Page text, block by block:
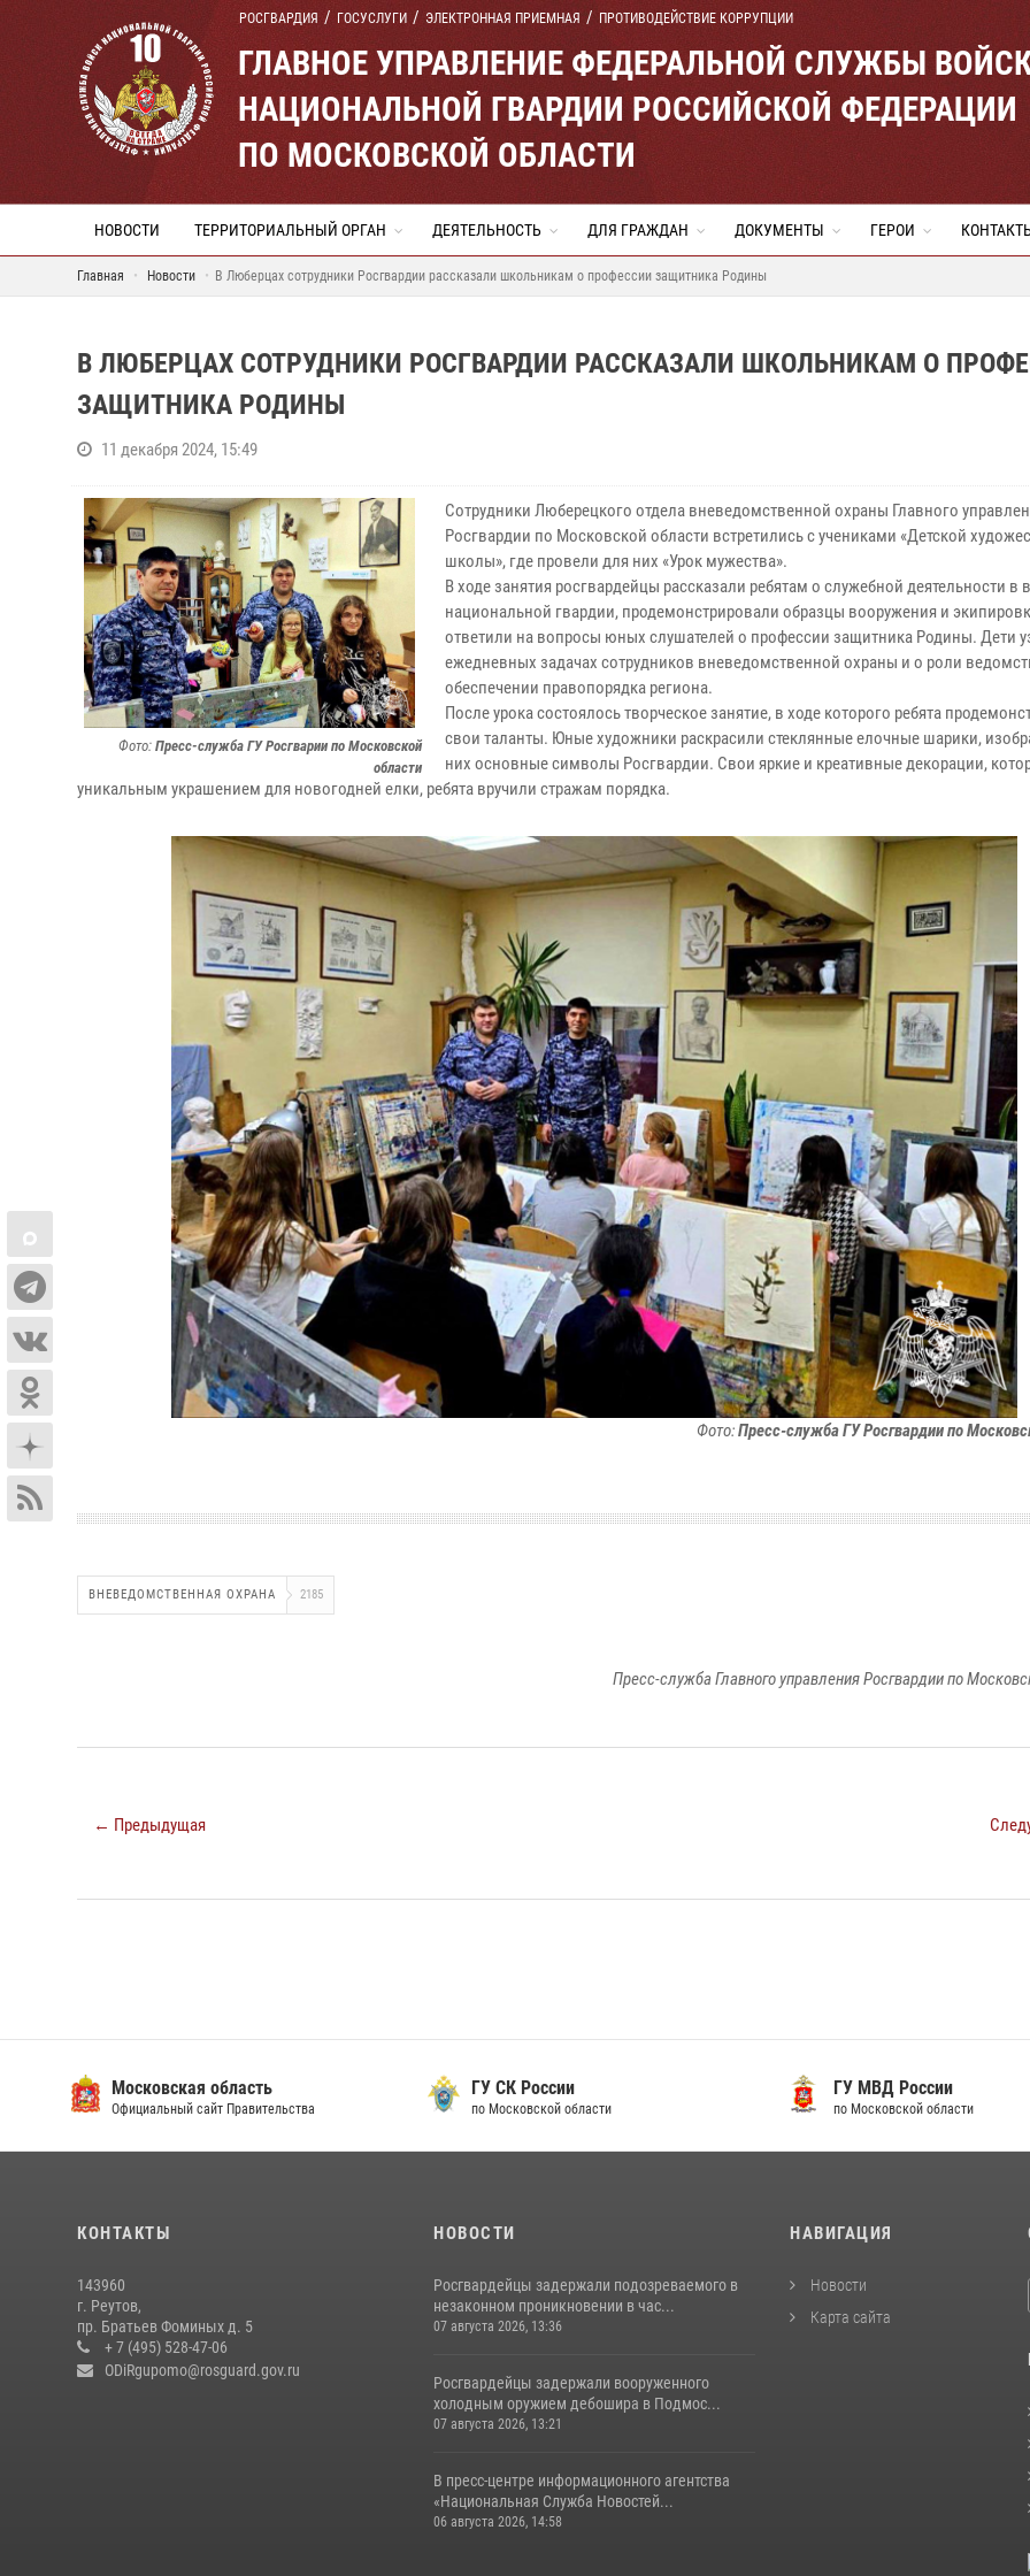
РОСГВАРДИЯ ГОСУСЛУГИ ЭЛЕКТРОННАЯ ПРИЕМНАЯ ПРОТИВОДЕЙСТВИЕ КОРРУПЦИИ
ГЛАВНОЕ УПРАВЛЕНИЕ ФЕДЕРАЛЬНОЙ СЛУЖБЫ
НАЦИОНАЛЬНОЙ ГВАРДИИ РОССИЙСКОЙ ФЕДЕРАЦИИ
ПО МОСКОВСКОЙ ОБЛАСТИ
НОВОСТИ ТЕРРИТОРИАЛЬНЫЙ ОРГАН ДЕЯТЕЛЬНОСТЬ ДЛЯ ГРАЖДАН ДОКУМЕНТЫ ГЕРОИ
Главная Новости В Люберцах сотрудники Росгвардии рассказали школьникам о профессии защитника Родины
В ЛЮБЕРЦАХ СОТРУДНИКИ РОСГВАРДИИ РАССКАЗАЛИ ШКОЛЬНИКАМ О
ЗАЩИТНИКА РОДИНЫ
11 декабря 2024, 15:49
Фото: Пресс-служба ГУ Росгварии по Московской
области
Сотрудники Люберецкого отдела вневедомственной охраны Главного
Росгвардии по Московской области встретились с учениками «Детской
школы», где провели для них «Урок мужества».
В ходе занятия росгвардейцы рассказали ребятам о служебной деятельности в
национальной гвардии, продемонстрировали образцы вооружения и
ответили на вопросы юных слушателей о профессии защитника Родины. Дети
ежедневных задачах сотрудников вневедомственной охраны и о роли
обеспечении правопорядка региона.
После урока состоялось творческое занятие, в ходе которого ребята
свои таланты. Юные художники раскрасили стеклянные елочные шарики,
них основные символы Росгвардии. Свои яркие и креативные декорации,
уникальным украшением для новогодней елки, ребята вручили стражам порядка.
Фото:Пресс-служба ГУ Росгвардии по
ВНЕВЕДОМСТВЕННАЯ ОХРАНА 2185
Пресс-служба Главного управления Росгвардии по
← Предыдущая
Московская область
Официальный сайт Правительства
ГУ СК России
по Московской области
ГУ МВД России
по Московской области
КОНТАКТЫ
143960
г. Реутов,
пр. Братьев Фоминых д. 5
+ 7 (495) 528-47-06
ODiRgupomo@rosguard.gov.ru
НОВОСТИ
Росгвардейцы задержали подозреваемого в
незаконном проникновении в час...
07 августа 2026, 13:36
Росгвардейцы задержали вооруженного
холодным оружием дебошира в Подмос...
07 августа 2026, 13:21
В пресс-центре информационного агентства
«Национальная Служба Новостей...
06 августа 2026, 14:58
НАВИГАЦИЯ
Новости
Карта сайта